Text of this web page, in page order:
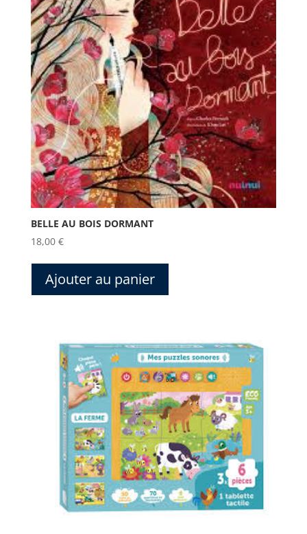
BELLE AU BOIS DORMANT
18,00 €
Ajouter au panier